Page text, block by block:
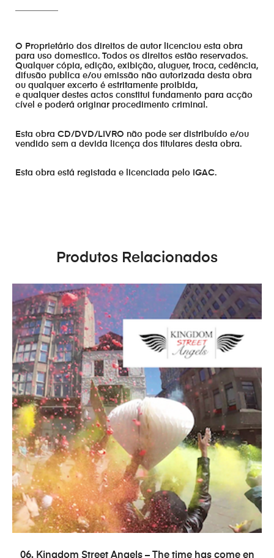
O Proprietário dos direitos de autor licenciou esta obra
para uso domestico. Todos os direitos estão reservados.
Qualquer cópia, edição, exibição, aluguer, troca, cedência,
difusão publica e/ou emissão não autorizada desta obra
ou qualquer excerto é estritamente proibida,
e qualquer destes actos constitui fundamento para acção
cível e poderá originar procedimento criminal.
Esta obra CD/DVD/LIVRO não pode ser distribuído e/ou
vendido sem a devida licença dos titulares desta obra.
Esta obra está registada e licenciada pelo IGAC.
Produtos Relacionados
ADICIONAR
06. Kingdom Street Angels – The time has come en